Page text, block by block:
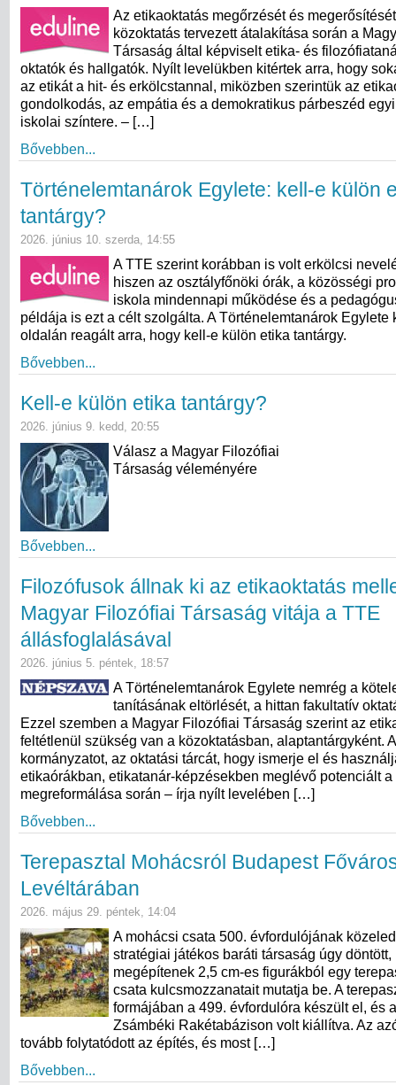
Az etikaoktatás megőrzését és
közoktatás tervezett átalakítása során a
Társaság által képviselt etika- és
oktatók és hallgatók. Nyílt levelükben kitértek arra, hogy
az etikát a hit- és erkölcstannal, miközben szerintük az
gondolkodás, az empátia és a demokratikus párbeszéd
iskolai színtere. – […]
Bővebben...
Történelemtanárok Egylete: kell-e külön
tantárgy?
2026. június 10. szerda, 14:55
A TTE szerint korábban is volt erkölcsi
hiszen az osztályfőnöki órák, a közösségi
iskola mindennapi működése és a
példája is ezt a célt szolgálta. A Történelemtanárok Egylete
oldalán reagált arra, hogy kell-e külön etika tantárgy.
Bővebben...
Kell-e külön etika tantárgy?
2026. június 9. kedd, 20:55
Válasz a Magyar Filozófiai
Társaság véleményére
Bővebben...
Filozófusok állnak ki az etikaoktatás
Magyar Filozófiai Társaság vitája a TTE
állásfoglalásával
2026. június 5. péntek, 18:57
A Történelemtanárok Egylete nemrég a
tanításának eltörlését, a hittan fakultatív
Ezzel szemben a Magyar Filozófiai Társaság szerint az
feltétlenül szükség van a közoktatásban, alaptantárgyként.
kormányzatot, az oktatási tárcát, hogy ismerje el és
etikaórákban, etikatanár-képzésekben meglévő potenciált a
megreformálása során – írja nyílt levelében […]
Bővebben...
Terepasztal Mohácsról Budapest
Levéltárában
2026. május 29. péntek, 14:04
A mohácsi csata 500. évfordulójának
stratégiai játékos baráti társaság úgy döntött,
megépítenek 2,5 cm-es figurákból egy
csata kulcsmozzanatait mutatja be. A
formájában a 499. évfordulóra készült el, és
Zsámbéki Rakétabázison volt kiállítva. Az
tovább folytatódott az építés, és most […]
Bővebben...